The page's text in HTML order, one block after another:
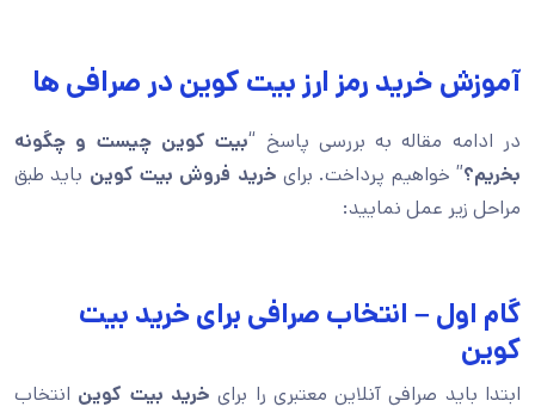
آموزش خرید رمز ارز بیت کوین در صرافی ها
در ادامه مقاله به بررسی پاسخ “بیت کوین چیست و چگونه
بخریم؟” خواهیم پرداخت. برای خرید فروش بیت کوین باید طبق
مراحل زیر عمل نمایید:
گام اول – انتخاب صرافی برای خرید بیت
کوین
ابتدا باید صرافی آنلاین معتبری را برای خرید بیت کوین انتخاب